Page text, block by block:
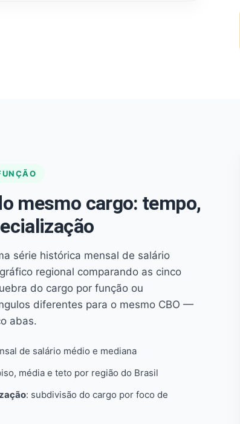
mesmo cargo: tempo,
série histórica mensal de salário
regional comparando as cinco
do cargo por função ou
diferentes para o mesmo CBO —
abas.
de salário médio e mediana
média e teto por região do Brasil
: subdivisão do cargo por foco de